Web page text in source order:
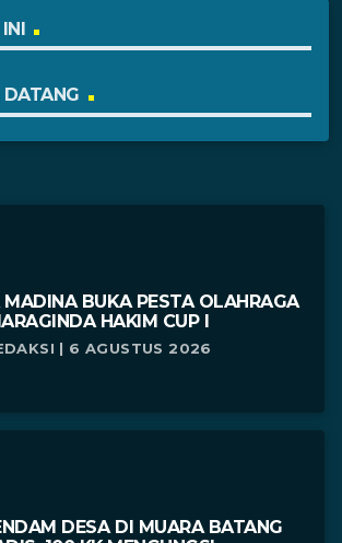
MADINA BUKA PESTA OLAHRAGA
HAKIM CUP I
| 6 AGUSTUS 2026
DESA DI MUARA BATANG